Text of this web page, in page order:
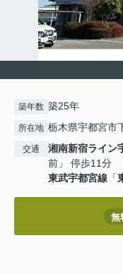
築年数 築25年
所在地 栃木県宇都宮市
交通 湘南新宿ライン
前」 停歩11分
東武宇都宮線 「
無